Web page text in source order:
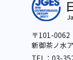
〒101-
新御茶ノ水
TEL：03-